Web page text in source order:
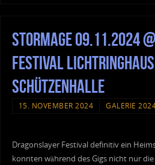
Stormage 09.11.2024
Festival
Schützenhalle
15. NOVEMBER 2024 GALERIE
Dragonslayer Festival definitiv ein
konnten während des Gigs nicht nur